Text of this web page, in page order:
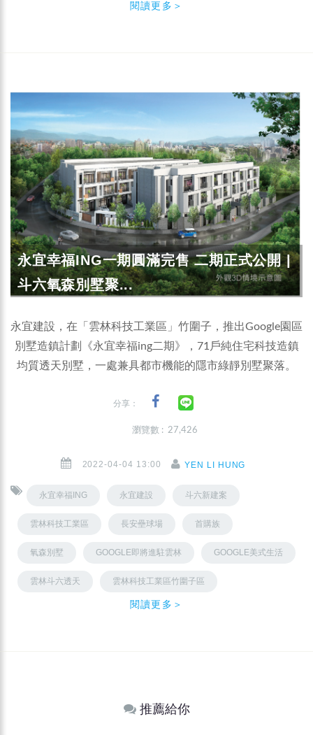
閱讀更多＞
永宜幸福ING一期圓滿完售 二期正式公開 |
斗六氧森別墅聚...
永宜建設，在「雲林科技工業區」竹圍子，推出Google園區
別墅造鎮計劃《永宜幸福ing二期》，71戶純住宅科技造鎮
均質透天別墅，一處兼具都市機能的隱市綠靜別墅聚落。
分享：
瀏覽數 : 27,426
2022-04-04 13:00 YEN LI HUNG
永宜幸福ING 永宜建設 斗六新建案
雲林科技工業區 長安壘球場 首購族
氧森別墅 GOOGLE即將進駐雲林 GOOGLE美式生活
雲林斗六透天 雲林科技工業區竹圍子區
閱讀更多＞
推薦給你